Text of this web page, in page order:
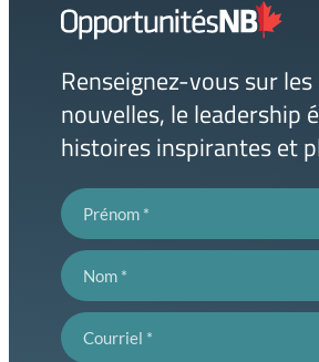
Lien
page
d'accueil
Renseignez-vous sur
nouvelles, le leadership
histoires inspirantes et
Prénom
Nom
Courriel